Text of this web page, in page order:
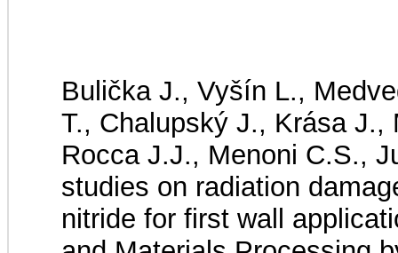
Bulička J., Vyšín L.,
T., Chalupský J., Krása
Rocca J.J., Menoni C.S.,
studies on radiation
nitride for first wall